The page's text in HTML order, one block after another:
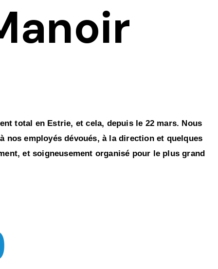
total en Estrie, et cela, depuis le 22 mars. Nous
nos employés dévoués, à la direction et quelques
et soigneusement organisé pour le plus grand